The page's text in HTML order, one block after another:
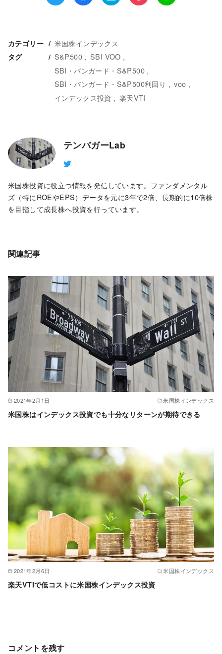
カテゴリー 米国株インデックス
タグ S&P500
SBI VOO
SBI・バンガード・S&P500
SBI・バンガード・S&P500利回り
voo
インデックス投資
楽天VTI
テンバガーLab
米国株投資に役立つ情報を発信しています。ファンダメンタル
ズ（特にROEやEPS）データを元に3年で2倍、長期的に10倍株
を目指して成長株へ投資を行っています。
関連記事
2021年2月1日 米国株インデックス
米国株はインデックス投資でも十分なリターンが期待できる
2021年2月6日 米国株インデックス
楽天VTIで低コストに米国株インデックス投資
コメントを残す